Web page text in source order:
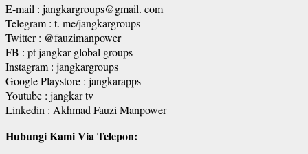
E-mail : jangkargroups@gmail. com
Telegram : t. me/jangkargroups
Twitter : @fauzimanpower
FB : pt jangkar global groups
Instagram : jangkargroups
Google Playstore : jangkarapps
Youtube : jangkar tv
Linkedin : Akhmad Fauzi Manpower
Hubungi Kami Via Telepon: